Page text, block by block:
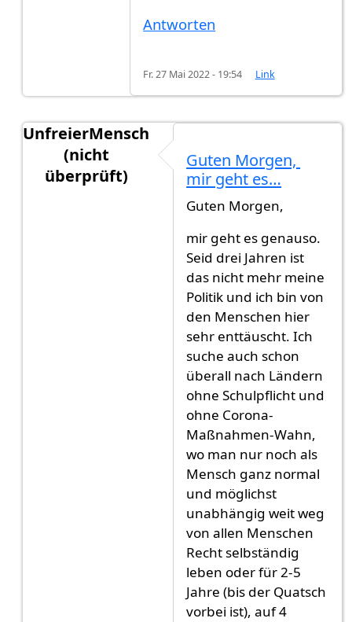
Antworten
Fr. 27 Mai 2022 - 19:54 Link
UnfreierMensch
(nicht
überprüft)
von Anna Hedemann
Guten Morgen,
mir geht es…
Guten Morgen,
mir geht es genauso.
Seid drei Jahren ist
das nicht mehr meine
Politik und ich bin von
den Menschen hier
sehr enttäuscht. Ich
suche auch schon
überall nach Ländern
ohne Schulpflicht und
ohne Corona-
Maßnahmen-Wahn,
wo man nur noch als
Mensch ganz normal
und möglichst
unabhängig weit weg
von allen Menschen
Recht selbständig
leben oder für 2-5
Jahre (bis der Quatsch
vorbei ist), auf 4